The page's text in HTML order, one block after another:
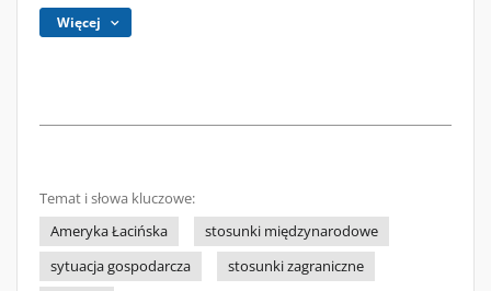
Więcej
Temat i słowa kluczowe:
Ameryka Łacińska
stosunki międzynarodowe
sytuacja gospodarcza
stosunki zagraniczne